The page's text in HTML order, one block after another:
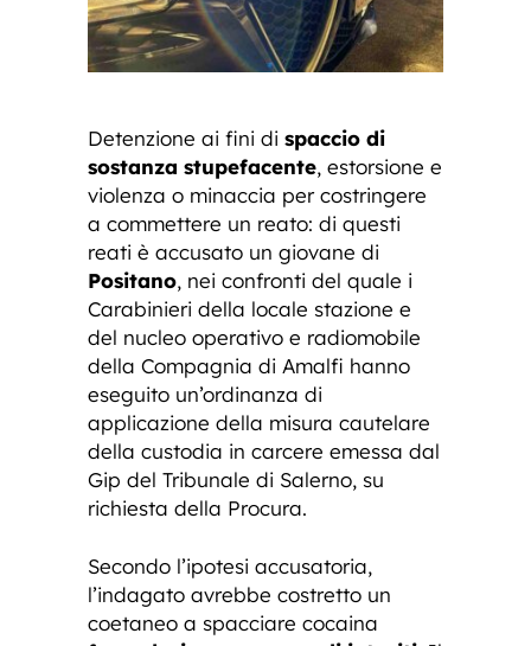
Detenzione ai fini di spaccio di
sostanza stupefacente, estorsione e
violenza o minaccia per costringere
a commettere un reato: di questi
reati è accusato un giovane di
Positano, nei confronti del quale i
Carabinieri della locale stazione e
del nucleo operativo e radiomobile
della Compagnia di Amalfi hanno
eseguito un’ordinanza di
applicazione della misura cautelare
della custodia in carcere emessa dal
Gip del Tribunale di Salerno, su
richiesta della Procura.
Secondo l’ipotesi accusatoria,
l’indagato avrebbe costretto un
coetaneo a spacciare cocaina